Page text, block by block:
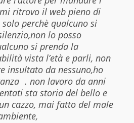
ritrovo il web pieno di
perchè qualcuno si
lo posso
si prenda la
vista l’età e parli, non
insultato da nessuno,ho
. non lavoro da anni
sta storia del bello e
cazzo, mai fatto del male